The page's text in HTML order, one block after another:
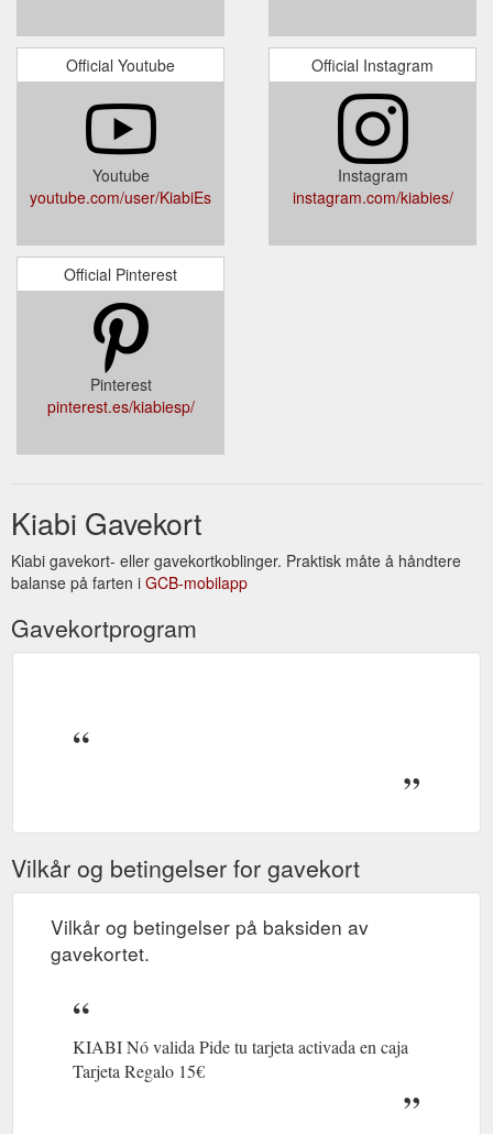
Official Youtube
Youtube
youtube.com/user/KiabiEs
Official Instagram
Instagram
instagram.com/kiabies/
Official Pinterest
Pinterest
pinterest.es/kiabiesp/
Kiabi Gavekort
Kiabi gavekort- eller gavekortkoblinger. Praktisk måte å håndtere
balanse på farten i GCB-mobilapp
Gavekortprogram
Vilkår og betingelser for gavekort
Vilkår og betingelser på baksiden av
gavekortet.
KIABI Nó valida Pide tu tarjeta activada en caja
Tarjeta Regalo 15€